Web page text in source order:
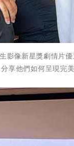
像新星獎劇情片優
享他們如何呈現完